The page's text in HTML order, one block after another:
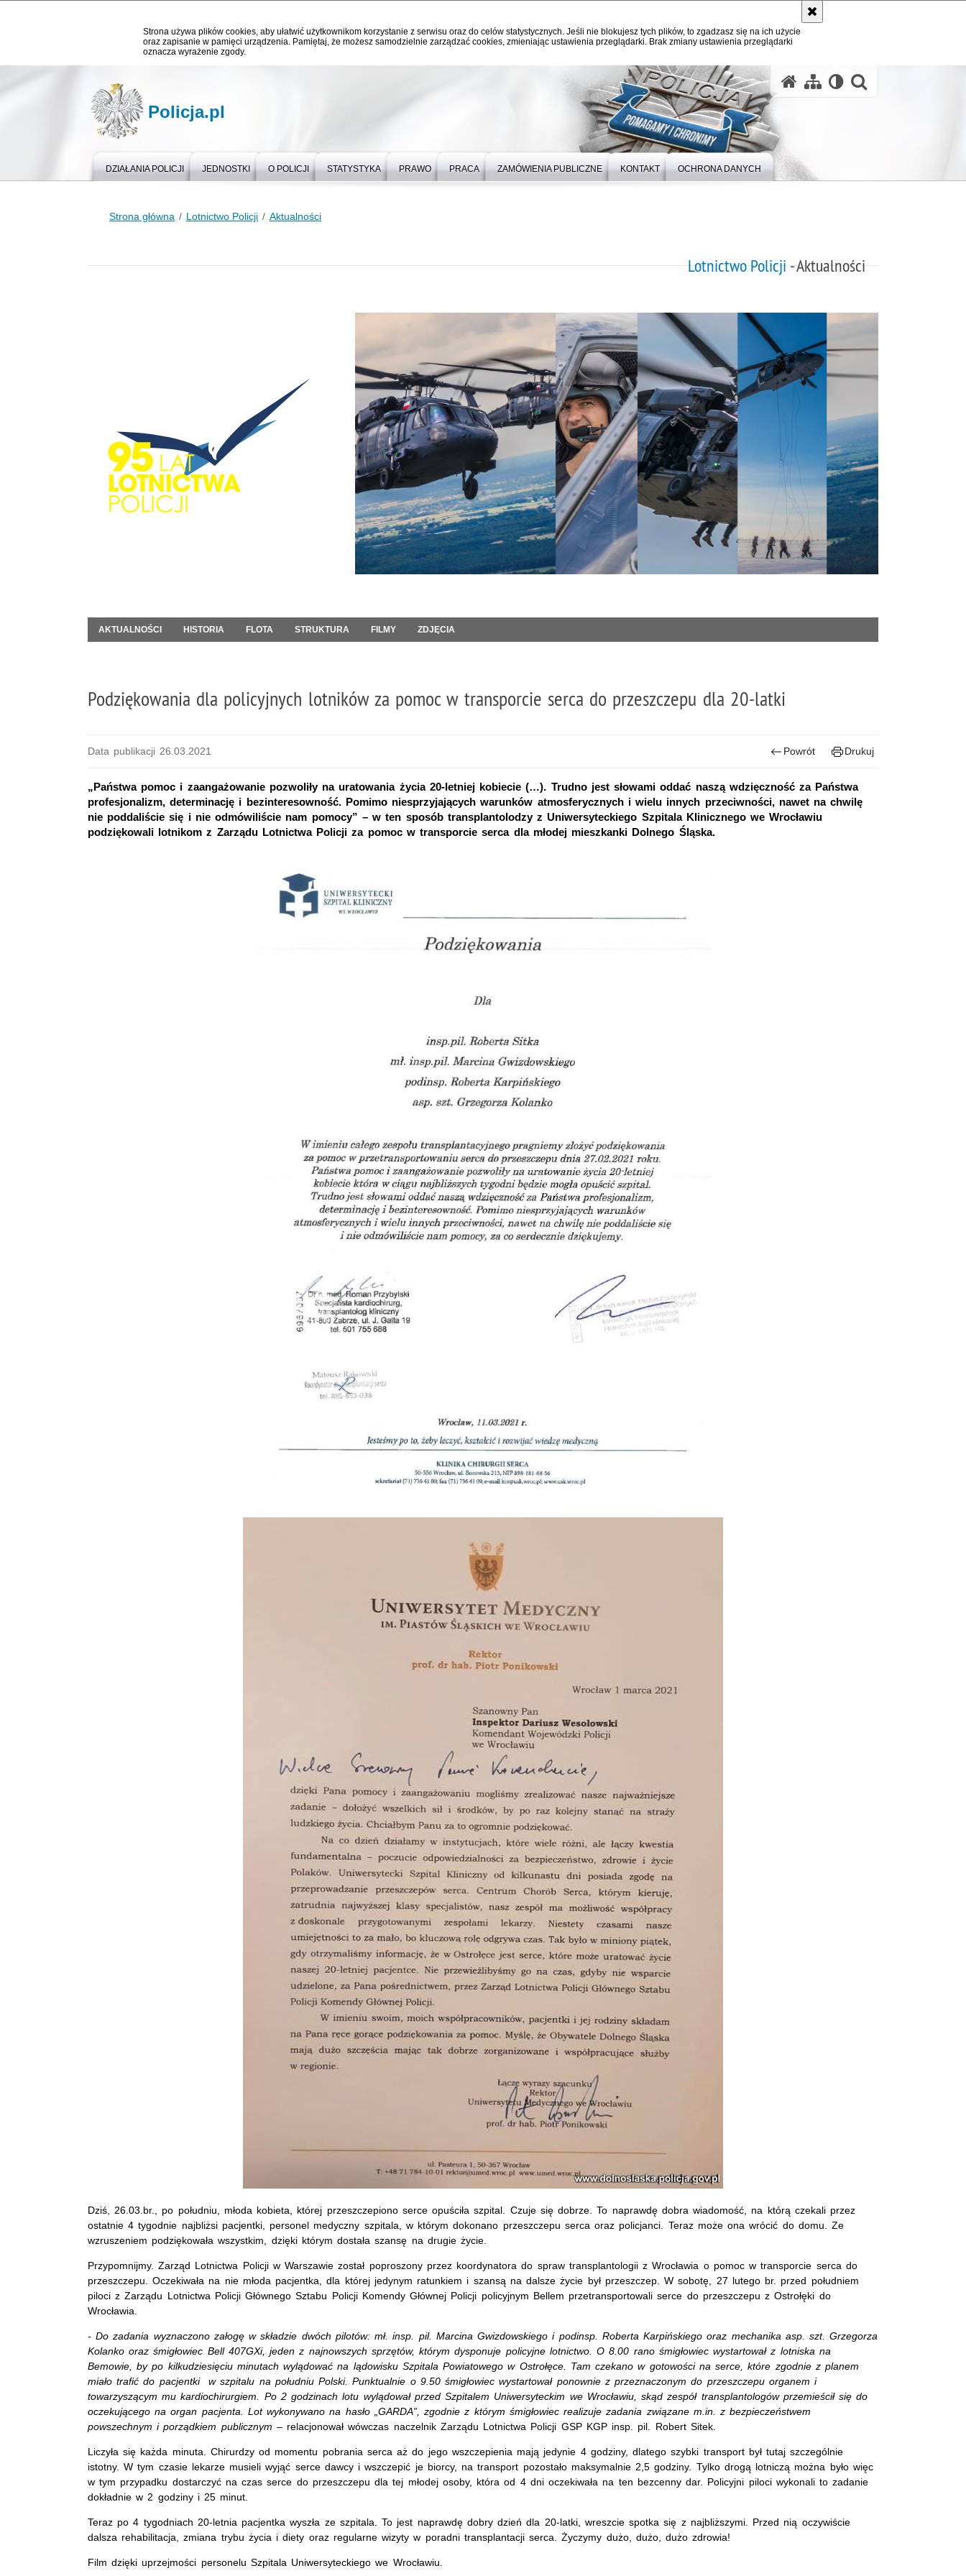
Strona używa plików cookies, aby ułatwić użytkownikom korzystanie z serwisu oraz do celów statystycznych. Jeśli nie blokujesz tych plików, to zgadzasz się na ich użycie
oraz zapisanie w pamięci urządzenia. Pamiętaj, że możesz samodzielnie zarządzać cookies, zmieniając ustawienia przeglądarki. Brak zmiany ustawienia przeglądarki
oznacza wyrażenie zgody.
Policja.pl
DZIAŁANIA POLICJI JEDNOSTKI O POLICJI STATYSTYKA PRAWO PRACA ZAMÓWIENIA PUBLICZNE KONTAKT OCHRONA DANYCH
Strona główna Lotnictwo Policji Aktualności
Lotnictwo Policji- Aktualności
AKTUALNOŚCI HISTORIA FLOTA STRUKTURA FILMY ZDJĘCIA
Podziękowania dla policyjnych lotników za pomoc w transporcie serca do przeszczepu dla 20-latki
Data publikacji 26.03.2021 Powrót Drukuj
„Państwa pomoc i zaangażowanie pozwoliły na uratowania życia 20-letniej kobiecie (…). Trudno jest słowami oddać naszą wdzięczność za Państwa
profesjonalizm, determinację i bezinteresowność. Pomimo niesprzyjających warunków atmosferycznych i wielu innych przeciwności, nawet na chwilę
nie poddaliście się i nie odmówiliście nam pomocy” – w ten sposób transplantolodzy z Uniwersyteckiego Szpitala Klinicznego we Wrocławiu
podziękowali lotnikom z Zarządu Lotnictwa Policji za pomoc w transporcie serca dla młodej mieszkanki Dolnego Śląska.
Dziś, 26.03.br., po południu, młoda kobieta, której przeszczepiono serce opuściła szpital. Czuje się dobrze. To naprawdę dobra wiadomość, na którą czekali przez
ostatnie 4 tygodnie najbliżsi pacjentki, personel medyczny szpitala, w którym dokonano przeszczepu serca oraz policjanci. Teraz może ona wrócić do domu. Ze
wzruszeniem podziękowała wszystkim, dzięki którym dostała szansę na drugie życie.
Przypomnijmy. Zarząd Lotnictwa Policji w Warszawie został poproszony przez koordynatora do spraw transplantologii z Wrocławia o pomoc w transporcie serca do
przeszczepu. Oczekiwała na nie młoda pacjentka, dla której jedynym ratunkiem i szansą na dalsze życie był przeszczep. W sobotę, 27 lutego br. przed południem
piloci z Zarządu Lotnictwa Policji Głównego Sztabu Policji Komendy Głównej Policji policyjnym Bellem przetransportowali serce do przeszczepu z Ostrołęki do
Wrocławia.
- Do zadania wyznaczono załogę w składzie dwóch pilotów: mł. insp. pil. Marcina Gwizdowskiego i podinsp. Roberta Karpińskiego oraz mechanika asp. szt. Grzegorza
Kolanko oraz śmigłowiec Bell 407GXi, jeden z najnowszych sprzętów, którym dysponuje policyjne lotnictwo. O 8.00 rano śmigłowiec wystartował z lotniska na
Bemowie, by po kilkudziesięciu minutach wylądować na lądowisku Szpitala Powiatowego w Ostrołęce. Tam czekano w gotowości na serce, które zgodnie z planem
miało trafić do pacjentki w szpitalu na południu Polski. Punktualnie o 9.50 śmigłowiec wystartował ponownie z przeznaczonym do przeszczepu organem i
towarzyszącym mu kardiochirurgiem. Po 2 godzinach lotu wylądował przed Szpitalem Uniwersyteckim we Wrocławiu, skąd zespół transplantologów przemieścił się do
oczekującego na organ pacjenta. Lot wykonywano na hasło „GARDA”, zgodnie z którym śmigłowiec realizuje zadania związane m.in. z bezpieczeństwem
powszechnym i porządkiem publicznym – relacjonował wówczas naczelnik Zarządu Lotnictwa Policji GSP KGP insp. pil. Robert Sitek.
Liczyła się każda minuta. Chirurdzy od momentu pobrania serca aż do jego wszczepienia mają jedynie 4 godziny, dlatego szybki transport był tutaj szczególnie
istotny. W tym czasie lekarze musieli wyjąć serce dawcy i wszczepić je biorcy, na transport pozostało maksymalnie 2,5 godziny. Tylko drogą lotniczą można było więc
w tym przypadku dostarczyć na czas serce do przeszczepu dla tej młodej osoby, która od 4 dni oczekiwała na ten bezcenny dar. Policyjni piloci wykonali to zadanie
dokładnie w 2 godziny i 25 minut.
Teraz po 4 tygodniach 20-letnia pacjentka wyszła ze szpitala. To jest naprawdę dobry dzień dla 20-latki, wreszcie spotka się z najbliższymi. Przed nią oczywiście
dalsza rehabilitacja, zmiana trybu życia i diety oraz regularne wizyty w poradni transplantacji serca. Życzymy dużo, dużo, dużo zdrowia!
Film dzięki uprzejmości personelu Szpitala Uniwersyteckiego we Wrocławiu.